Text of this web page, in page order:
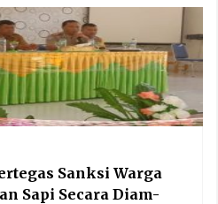
Sanksi Warga
Sapi Secara Diam-